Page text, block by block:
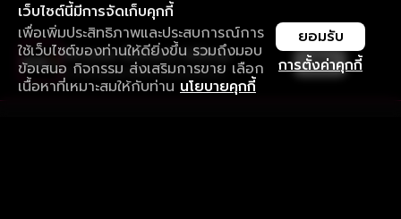
เว็บไซต์นี้มีการจัดเก็บคุกกี้
เพื่อเพิ่มประสิทธิภาพและประสบการณ์การ
ใช้เว็บไซต์ของท่านให้ดียิ่งขึ้น รวมถึงมอบ
ข้อเสนอ กิจกรรม ส่งเสริมการขาย เลือก
เนื้อหาที่เหมาะสมให้กับท่าน นโยบายคุกกี้
การตั้งค่าคุกกี้
ยอมรับ
ใช้งานแอป ลื่นไหลกว่า ไม่มีสะดุด
ดาวน์โหลดแอปเพื่อการรับชมที่ดีกว่า เปิด